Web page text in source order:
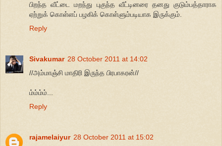
பிறந்த வீட்டை மறந்து புகுந்த வீட்டினரை தனது குடும்பத்தாராக
ஏற்றுக் கொள்ளப் பழகிக் கொள்ளும்படியாக இருக்கும்.
Reply
Sivakumar 28 October 2011 at 14:02
//அம்மாஞ்சி மாதிரி இருந்த பிரபாகரன்//
ம்ம்ம்ம்...
Reply
rajamelaiyur 28 October 2011 at 15:02